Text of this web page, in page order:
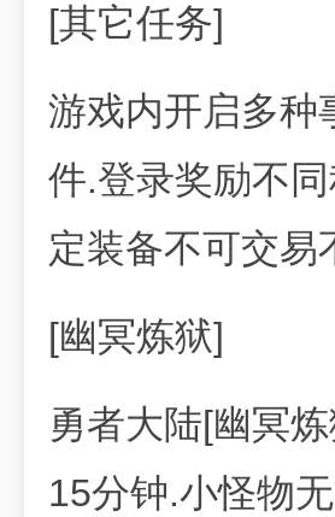
[其它任务]
游戏内开启多种
件.登录奖励不
定装备不可交易
[幽冥炼狱]
勇者大陆[幽冥
15分钟.小怪物